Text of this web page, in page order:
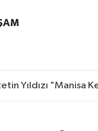
Yıldızı "Manisa